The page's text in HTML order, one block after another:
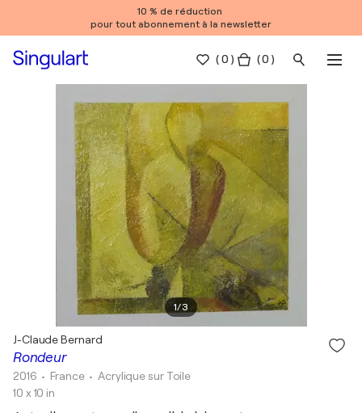
10 % de réduction
pour tout abonnement à la newsletter
(0 ) ( 0 )
1/3
Rondeur
J-Claude Bernard
2016 • France •Acrylique sur Toile
10 x 10 in